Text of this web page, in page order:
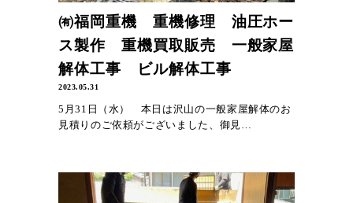
㈲福岡重機 重機修理 油圧ホー
ス製作 重機買取販売 一般家屋
解体工事 ビル解体工事
2023.05.31
5月31日（水） 本日は沢山の一般家屋解体のお
見積りのご依頼がございました、御見…